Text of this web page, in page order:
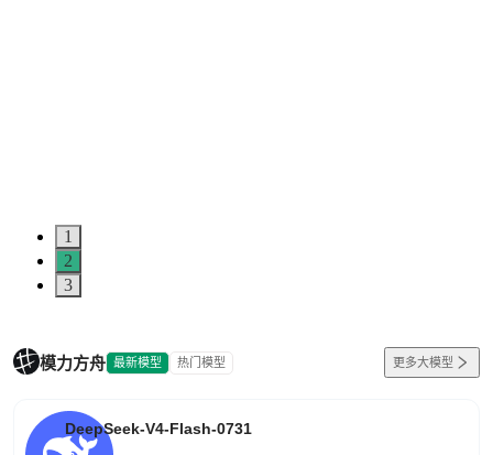
1
2
3
模力方舟 最新模型 热门模型 更多大模型
DeepSeek-V4-Flash-0731